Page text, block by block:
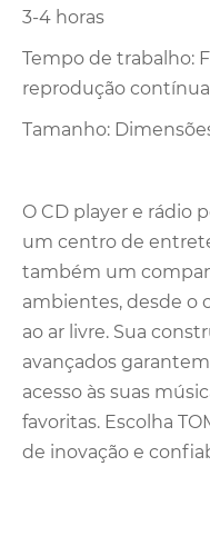
3-4 horas
Tempo de trabalho:
reprodução contínua
Tamanho:
O CD player e rádio
um centro de
também um
ambientes, desde o
ao ar livre. Sua
avançados
acesso às suas
favoritas. Escolha
de inovação e